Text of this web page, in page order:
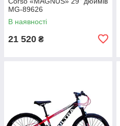
MG-89626
В наявності
21 520 ₴